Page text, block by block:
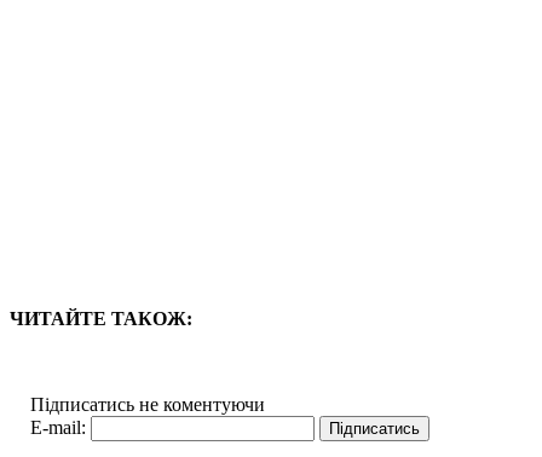
ЧИТАЙТЕ ТАКОЖ:
Підписатись не коментуючи
E-mail: